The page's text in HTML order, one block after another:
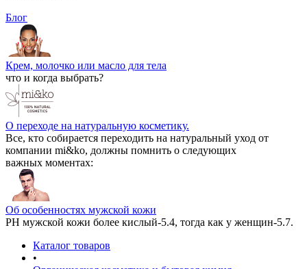
Блог
Крем, молочко или масло для тела
что и когда выбрать?
О переходе на натуральную косметику.
Все, кто собирается переходить на натуральный уход от
компании mi&ko, должны помнить о следующих
важных моментах:
Об особенностях мужской кожи
РН мужской кожи более кислый-5.4, тогда как у женщин-5.7.
Каталог товаров
•